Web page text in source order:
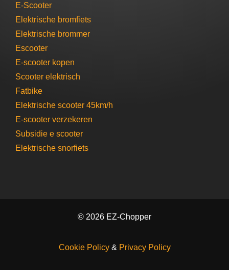
E-Scooter
Elektrische bromfiets
Elektrische brommer​
Escooter​
E-scooter​ kopen
Scooter elektrisch​
Fatbike
Elektrische scooter 45km/h
E-scooter verzekeren
Subsidie e scooter
Elektrische snorfiets
© 2026 EZ-Chopper
Cookie Policy & Privacy Policy